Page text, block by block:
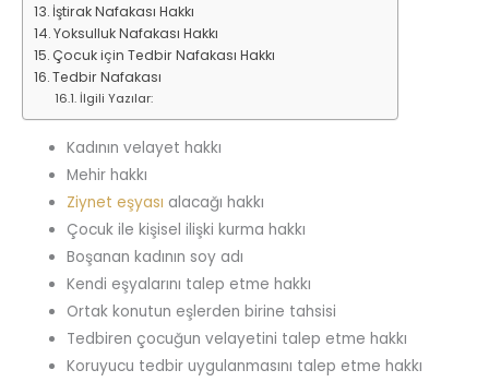
İştirak Nafakası Hakkı
Yoksulluk Nafakası Hakkı
Çocuk için Tedbir Nafakası Hakkı
Tedbir Nafakası
İlgili Yazılar:
Kadının velayet hakkı
Mehir hakkı
Ziynet eşyası alacağı hakkı
Çocuk ile kişisel ilişki kurma hakkı
Boşanan kadının soy adı
Kendi eşyalarını talep etme hakkı
Ortak konutun eşlerden birine tahsisi
Tedbiren çocuğun velayetini talep etme hakkı
Koruyucu tedbir uygulanmasını talep etme hakkı